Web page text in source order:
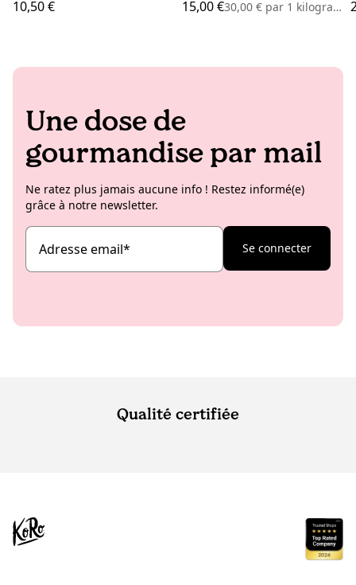
10,50 €
15,00 €30,00 € par1 kilogramme
Une dose de
gourmandise par mail
Ne ratez plus jamais aucune info ! Restez informé(e)
grâce à notre newsletter.
Adresse email* Se connecter
Qualité certifiée